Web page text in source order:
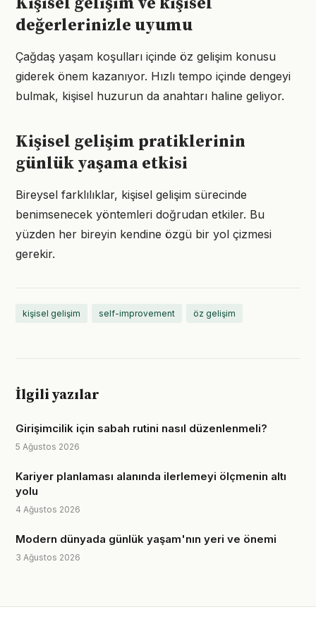
değerlerinizle uyumu
Çağdaş yaşam koşulları içinde öz gelişim konusu
giderek önem kazanıyor. Hızlı tempo içinde dengeyi
bulmak, kişisel huzurun da anahtarı haline geliyor.
Kişisel gelişim pratiklerinin
günlük yaşama etkisi
Bireysel farklılıklar, kişisel gelişim sürecinde
benimsenecek yöntemleri doğrudan etkiler. Bu
yüzden her bireyin kendine özgü bir yol çizmesi
gerekir.
kişisel gelişim self-improvement öz gelişim
İlgili yazılar
Girişimcilik için sabah rutini nasıl düzenlenmeli?
5 Ağustos 2026
Kariyer planlaması alanında ilerlemeyi ölçmenin altı
yolu
4 Ağustos 2026
Modern dünyada günlük yaşam'nın yeri ve önemi
3 Ağustos 2026